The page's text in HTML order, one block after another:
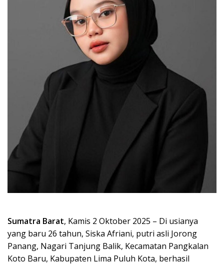
Sumatra Barat, Kamis 2 Oktober 2025 – Di usianya
yang baru 26 tahun, Siska Afriani, putri asli Jorong
Panang, Nagari Tanjung Balik, Kecamatan Pangkalan
Koto Baru, Kabupaten Lima Puluh Kota, berhasil